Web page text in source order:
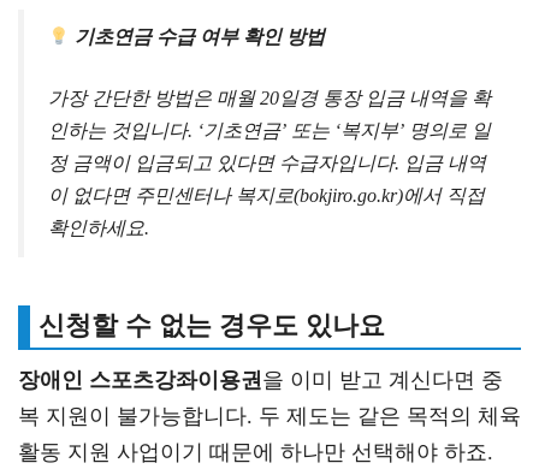
기초연금 수급 여부 확인 방법
가장 간단한 방법은 매월 20일경 통장 입금 내역을 확
인하는 것입니다. ‘기초연금’ 또는 ‘복지부’ 명의로 일
정 금액이 입금되고 있다면 수급자입니다. 입금 내역
이 없다면 주민센터나 복지로(bokjiro.go.kr)에서 직접
확인하세요.
신청할 수 없는 경우도 있나요
장애인 스포츠강좌이용권을 이미 받고 계신다면 중
복 지원이 불가능합니다. 두 제도는 같은 목적의 체육
활동 지원 사업이기 때문에 하나만 선택해야 하죠.